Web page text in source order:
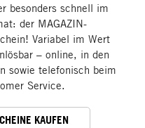
besonders schnell im
der MAGAZIN-
Variabel im Wert
– online, in den
sowie telefonisch beim
Service.
KAUFEN